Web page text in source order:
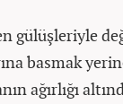
gülüşleriyle
basmak
ağırlığı